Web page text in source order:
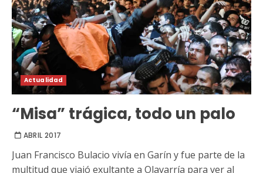
Actualidad
“Misa” trágica, todo un palo
ABRIL 2017
Juan Francisco Bulacio vivía en Garín y fue parte de la
multitud que viajó exultante a Olavarría para ver al